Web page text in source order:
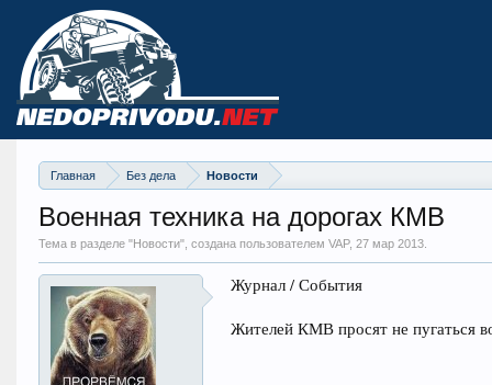
Главная Без дела Новости
Военная техника на дорогах КМВ
Тема в разделе "Новости", создана пользователем VAP, 27 мар 2013.
Журнал / События
Жителей КМВ просят не пугаться